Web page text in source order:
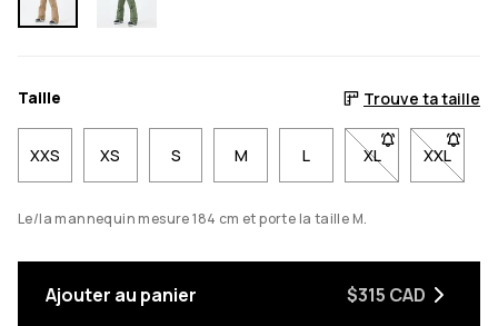
Taille Trouve ta taille
XXS XS S M L XL- Taille XL non
XXL- Taille
Le/la mannequin mesure 184 cm et porte la taille M.
Ajouter au panier $315 CAD